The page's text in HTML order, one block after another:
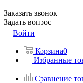
Заказать звонок
Задать вопрос
Войти
Корзина0
Избранные
Сравнение